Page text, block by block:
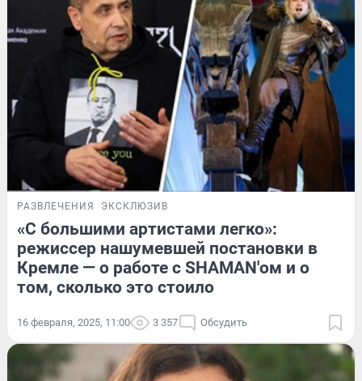
РАЗВЛЕЧЕНИЯ ЭКСКЛЮЗИВ
«С большими артистами легко»:
режиссер нашумевшей постановки в
Кремле — о работе с SHAMAN'ом и о
том, сколько это стоило
16 февраля, 2025, 11:00 3 357 Обсудить